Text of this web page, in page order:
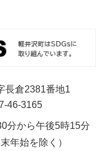
長倉2381番地1
46-3165
分から午後5時15分
年始を除く）